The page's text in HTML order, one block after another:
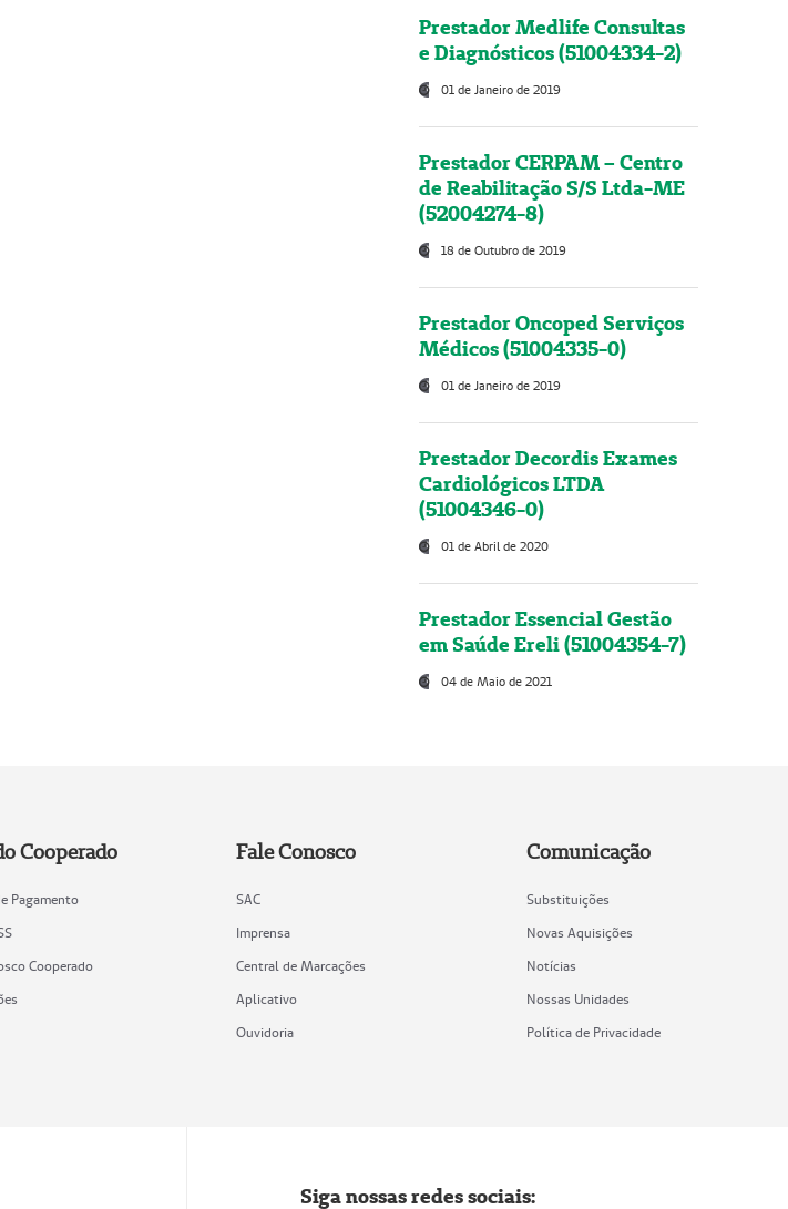
Prestador Medlife Consultas
e Diagnósticos (51004334-2)
01 de Janeiro de 2019
Prestador CERPAM – Centro
de Reabilitação S/S Ltda-ME
(52004274-8)
18 de Outubro de 2019
Prestador Oncoped Serviços
Médicos (51004335-0)
01 de Janeiro de 2019
Prestador Decordis Exames
Cardiológicos LTDA
(51004346-0)
01 de Abril de 2020
Prestador Essencial Gestão
em Saúde Ereli (51004354-7)
04 de Maio de 2021
Cooperado
Pagamento
Cooperado
Fale Conosco
SAC
Imprensa
Central de Marcações
Aplicativo
Ouvidoria
Comunicação
Substituições
Novas Aquisições
Notícias
Nossas Unidades
Política de Privacidade
Siga nossas redes sociais: